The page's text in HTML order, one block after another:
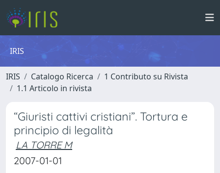
IRIS
IRIS Catalogo Ricerca
1 Contributo su Rivista
1.1 Articolo in rivista
“Giuristi cattivi cristiani”. Tortura e
principio di legalità
LA TORRE M
2007-01-01